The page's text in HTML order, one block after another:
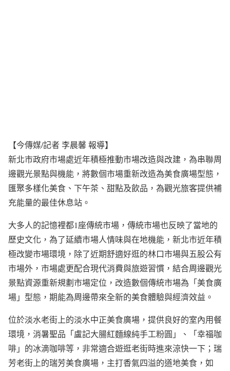
【今傳媒/記者 李晨馨 報導】
新北市政府市場處近年積極推動市場改造與改建，為串聯周
邊觀光景點與機能，將數個市場重新改造為美食廣場型態，
匯聚多樣化美食、下午茶、甜點及飲品，為觀光旅客提供補
充能量的最佳休息站。
大多人的記憶裡都1座傳統市場，傳統市場也反映了當地的
歷史文化，為了延續市場人情味與在地機能，新北市近年積
極改變市場環境，除了近期舒適好逛的林口市場與五股公有
市場外，市場處更配合現代消費與旅遊習慣，結合周邊觀光
景點資源重新規劃市場定位，改造數個傳統市場為「美食廣
場」型態，期能為周邊帶來全新的美食體驗與經濟效益。
位於淡水老街上的淡水中正美食廣場，提供良好的室內用餐
環境，消暑聖品「盧記大腸紅麵線純手工粉圓」、「幸福咖
啡」的冰滴咖啡等，非常適合遊逛老街時進來涼快一下；瑞
芳老街上的瑞芳美食廣場，主打香氣四溢的道地美食，如